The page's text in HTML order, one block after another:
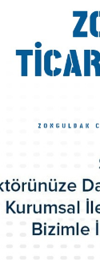
Yönetim Kurulu
Meclis Üyeleri
Komisyon ve
Organizasyon
Odamız Personeli
Mevzuat
İl Kadın Girişimci
Üyelik ve
Eski Yönetim Kurulu
ZTSO Etik
Faaliyet Raporları
ZTSO Dış Ticaret
ZTSO İş Planı